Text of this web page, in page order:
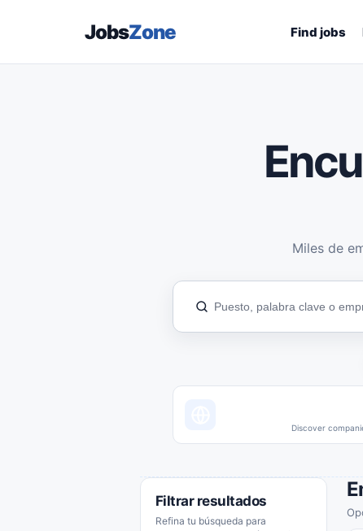
JobsZone Find jobs
Miles de
Discover
Filtrar resultados
Refina tu búsqueda para